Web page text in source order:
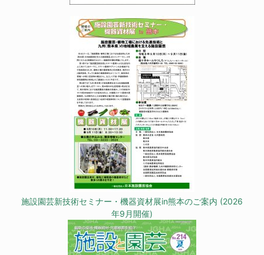
施設園芸新技術セミナー・機器資材展in熊本のご案内 (2026
年9月開催)